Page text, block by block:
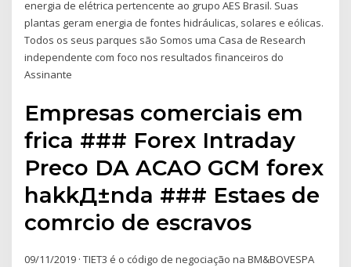
energia de elétrica pertencente ao grupo AES Brasil. Suas
plantas geram energia de fontes hidráulicas, solares e eólicas.
Todos os seus parques são Somos uma Casa de Research
independente com foco nos resultados financeiros do
Assinante
Empresas comerciais em
frica ### Forex Intraday
Preco DA ACAO GCM forex
hakkД±nda ### Estaes de
comrcio de escravos
09/11/2019 · TIET3 é o código de negociação na BM&BOVESPA